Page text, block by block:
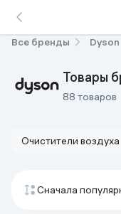
Все бренды Dyson
Товары
88 товаров
Очистители воздуха
Сначала